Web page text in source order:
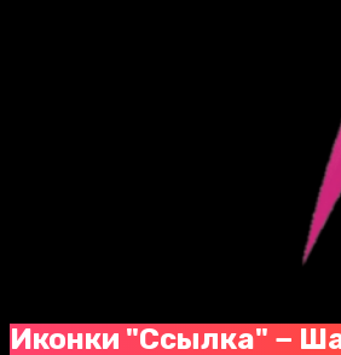
Иконки "Ссылка" −